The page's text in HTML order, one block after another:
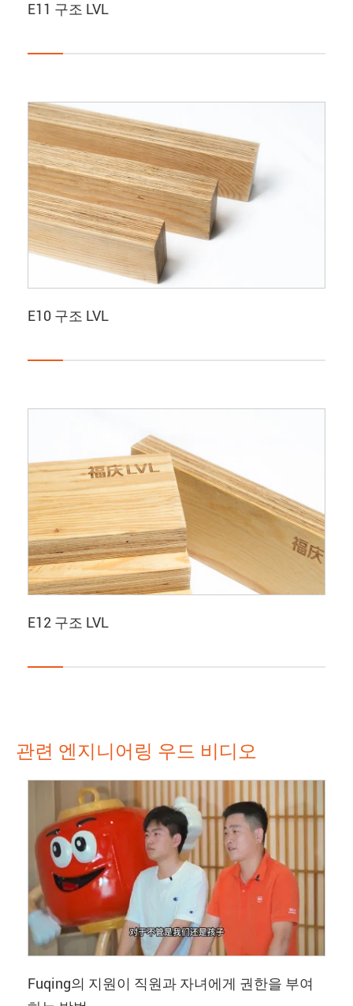
E11 구조 LVL
E10 구조 LVL
E12 구조 LVL
관련 엔지니어링 우드 비디오
Fuqing의 지원이 직원과 자녀에게 권한을 부여